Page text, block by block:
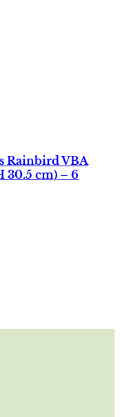
Rainbird VBA
30.5 cm) – 6